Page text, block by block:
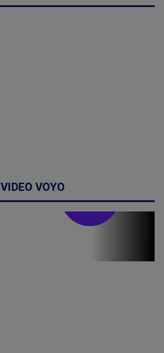
VIDEO VOYO